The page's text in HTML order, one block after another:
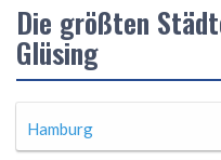
Die größten
Glüsing
Hamburg